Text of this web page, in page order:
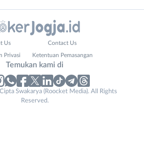
Us Contact Us
Privasi Ketentuan Pemasangan
Temukan kami di
Swakarya (Roocket Media). All Rights
Reserved.